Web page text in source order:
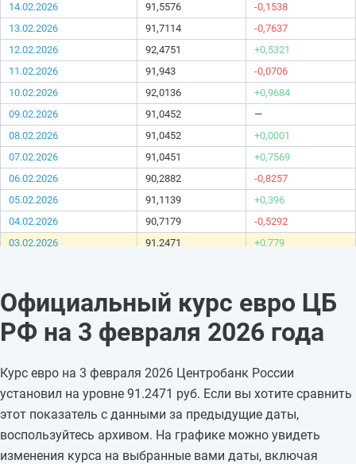
14.02.2026
91,5576
-0,1538
13.02.2026
91,7114
-0,7637
12.02.2026
92,4751
+0,5321
11.02.2026
91,943
-0,0706
10.02.2026
92,0136
+0,9684
09.02.2026
91,0452
—
08.02.2026
91,0452
+0,0001
07.02.2026
91,0451
+0,7569
06.02.2026
90,2882
-0,8257
05.02.2026
91,1139
+0,396
04.02.2026
90,7179
-0,5292
03.02.2026
91,2471
+0,779
31.01.2026
90,4681
-0,5071
30.01.2026
90,9752
-0,3237
91,2989
28.01.2026
90,933
+0,6453
27.01.2026
90,2877
+1,2287
26.01.2026
89,059
—
25.01.2026
89,059
—
24.01.2026
89,059
+0,2691
Официальный курс евро ЦБ
РФ на 3 февраля 2026 года
Курс евро на 3 февраля 2026 Центробанк России
установил на уровне 91.2471 руб. Если вы хотите сравнить
этот показатель с данными за предыдущие даты,
воспользуйтесь архивом. На графике можно увидеть
изменения курса на выбранные вами даты, включая